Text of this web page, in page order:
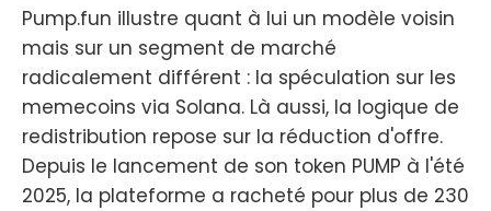
Pump.fun illustre quant à lui un modèle voisin
mais sur un segment de marché
radicalement différent : la spéculation sur les
memecoins via Solana. Là aussi, la logique de
redistribution repose sur la réduction d'offre.
Depuis le lancement de son token PUMP à l'été
2025, la plateforme a racheté pour plus de 230